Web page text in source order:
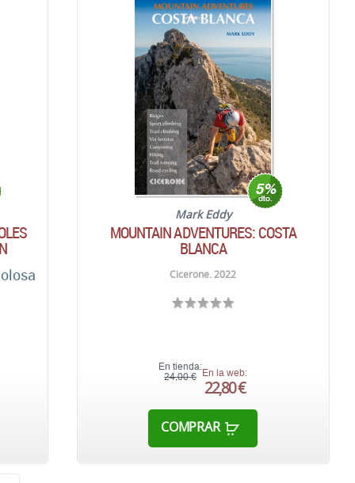
Mark Eddy
MOUNTAIN ADVENTURES: COSTA
BLANCA
Cicerone. 2022
En tienda:
24,00 €
En la web:
22,80 €
COMPRAR